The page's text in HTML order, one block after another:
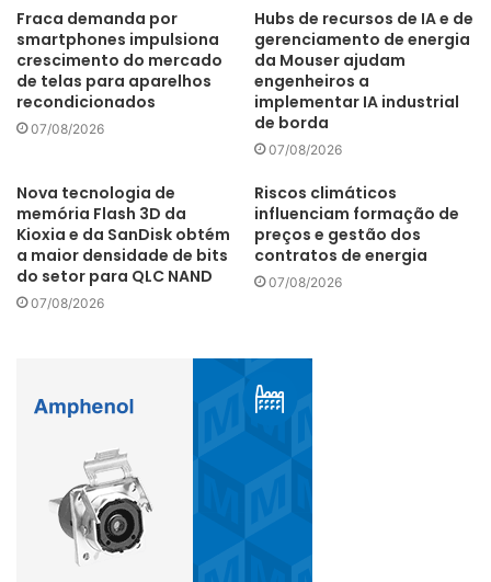
passa a ser um grande diferencial, sendo fundamental que
essas interações passem por ajustes, com a maioria (76%)
dos respondentes indicando que não voltariam a fazer
negócios com uma empresa que tenha dados vazados.
Além disso, há muito espaço para melhorar essa relação
de confiança. O setor bancário se destacou como tendo o
maior índice de confiança (39%). Já as empresas com
maior concentração de desconfiança são: telefonia (48%) e
comércio (43%).
Dados
diferencial estudo
Fraca demanda por
smartphones impulsiona
crescimento do mercado
de telas para aparelhos
recondicionados
07/08/2026
Hubs de recursos de IA e de
gerenciamento de energia
da Mouser ajudam
engenheiros a
implementar IA industrial
de borda
07/08/2026
Nova tecnologia de
memória Flash 3D da
Kioxia e da SanDisk obtém
a maior densidade de bits
do setor para QLC NAND
07/08/2026
Riscos climáticos
influenciam formação de
preços e gestão dos
contratos de energia
07/08/2026